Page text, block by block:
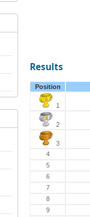
Results
Position
1
2
3
4
5
6
7
8
9